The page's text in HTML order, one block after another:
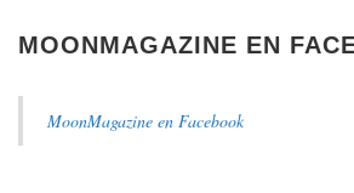
MOONMAGAZINE EN
MoonMagazine en Facebook